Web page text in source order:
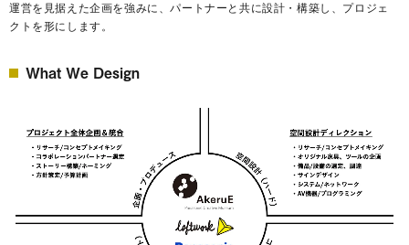
運営を見据えた企画を強みに、パートナーと共に設計・構築し、プロジェ
クトを形にします。
What We Design